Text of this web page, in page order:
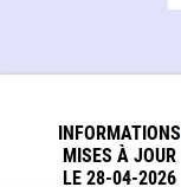
INFORMATIONS
MISES À JOUR
LE 28-04-2026